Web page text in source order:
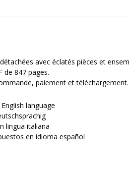
avec éclatés pièces et
de 847 pages.
paiement et téléchargement.
language
lingua italiana
en idioma español